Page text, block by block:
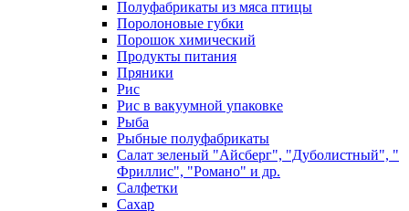
Полуфабрикаты из мяса птицы
Поролоновые губки
Порошок химический
Продукты питания
Пряники
Рис
Рис в вакуумной упаковке
Рыба
Рыбные полуфабрикаты
Салат зеленый "Айсберг", "Дуболистный", "
Фриллис", "Романо" и др.
Салфетки
Сахар